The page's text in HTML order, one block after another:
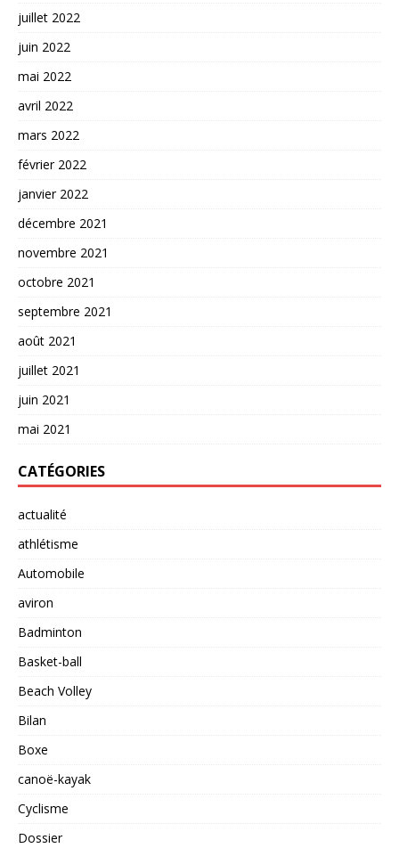
juillet 2022
juin 2022
mai 2022
avril 2022
mars 2022
février 2022
janvier 2022
décembre 2021
novembre 2021
octobre 2021
septembre 2021
août 2021
juillet 2021
juin 2021
mai 2021
CATÉGORIES
actualité
athlétisme
Automobile
aviron
Badminton
Basket-ball
Beach Volley
Bilan
Boxe
canoë-kayak
Cyclisme
Dossier